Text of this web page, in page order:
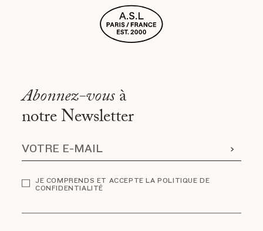
Abonnez-vousà
notre Newsletter
JE COMPRENDS ET ACCEPTE LA POLITIQUE DE
CONFIDENTIALITÉ